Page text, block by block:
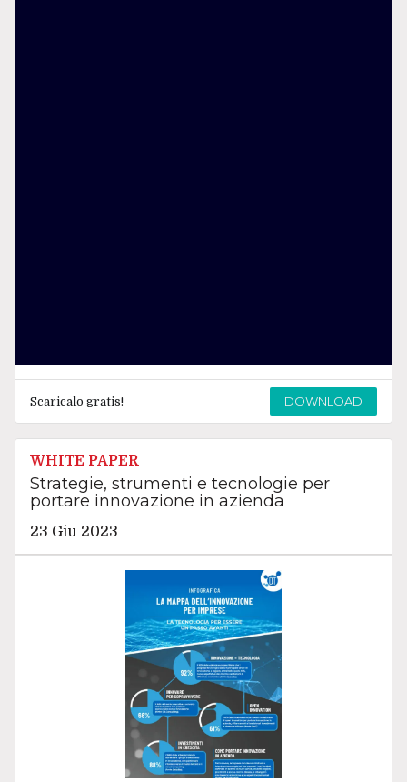
Scaricalo gratis! DOWNLOAD
WHITE PAPER
Strategie, strumenti e tecnologie per
portare innovazione in azienda
23 Giu 2023